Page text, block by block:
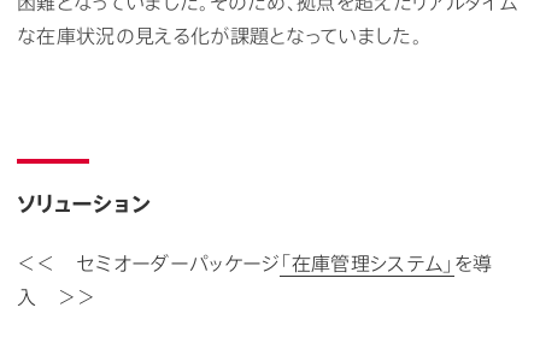
な在庫状況の見える化が課題となっていました。
ソリューション
＜＜ セミオーダーパッケージ「在庫管理システム」 を導
入 ＞＞